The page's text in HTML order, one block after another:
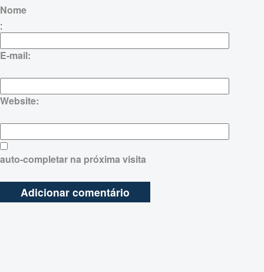
Nome
:
E-mail:
Website:
auto-completar na próxima visita